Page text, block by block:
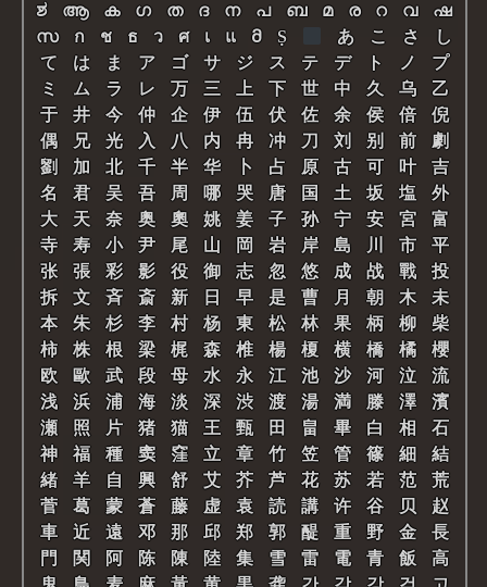
ಶ
ആ ക ഗ ത ദ ന പ ബ മ ര റ വ
ഷ
സ
ก ช ธ ว ศ เ แ Მ Ṣ あ こ さ
し
て
は ま ア ゴ サ ジ ス テ デ ト ノ
プ
ミ
ム ラ レ 万 三 上 下 世 中 久 乌
乙
于
井 今 仲 企 伊 伍 伏 佐 余 侯 倍
倪
偶
兄 光 入 八 内 冉 冲 刀 刘 别 前
劇
劉
加 北 千 半 华 卜 占 原 古 可 叶
吉
名
君 吴 吾 周 哪 哭 唐 国 土 坂 塩
外
大
天 奈 奥 奧 姚 姜 子 孙 宁 安 宮
富
寺
寿 小 尹 尾 山 岡 岩 岸 島 川 市
平
张
張 彩 影 役 御 志 忽 悠 成 战 戰
投
拆
文 斉 斎 新 日 早 是 曹 月 朝 木
未
本
朱 杉 李 村 杨 東 松 林 果 柄 柳
柴
柿
株 根 梁 梶 森 椎 楊 榎 横 橋 橘
櫻
欧
歐 武 段 母 水 永 江 池 沙 河 泣
流
浅
浜 浦 海 淡 深 渋 渡 湯 満 滕 澤
濱
瀬
照 片 猪 猫 王 甄 田 畠 畢 白 相
石
神
福 種 窦 窪 立 章 竹 笠 管 篠 細
結
緒
羊 自 興 舒 艾 芥 芦 花 苏 若 范
荒
菅
葛 蒙 蒼 藤 虚 袁 読 講 许 谷 贝
赵
車
近 遠 邓 那 邱 郑 郭 醍 重 野 金
長
門
関 阿 陈 陳 陸 集 雪 雷 電 青 飯
高